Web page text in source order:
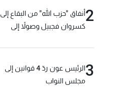
2أنفاق "حزب الله" من البقاع إلى
كسروان فجبيل وصولاً إلى
3
الرئيس عون ردّ 4 قوانين إلى
مجلس النواب